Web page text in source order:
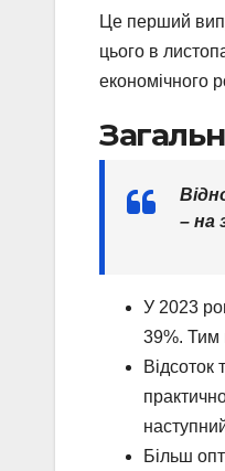
Це перший
цього в
економічного
– на
У 2023
39%. Тим
‍Відсоток
Більш